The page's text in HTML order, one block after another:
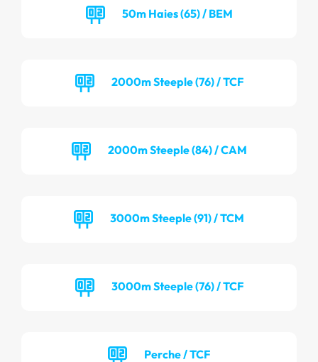
50m Haies (65) / BEM
2000m Steeple (76) / TCF
2000m Steeple (84) / CAM
3000m Steeple (91) / TCM
3000m Steeple (76) / TCF
Perche / TCF